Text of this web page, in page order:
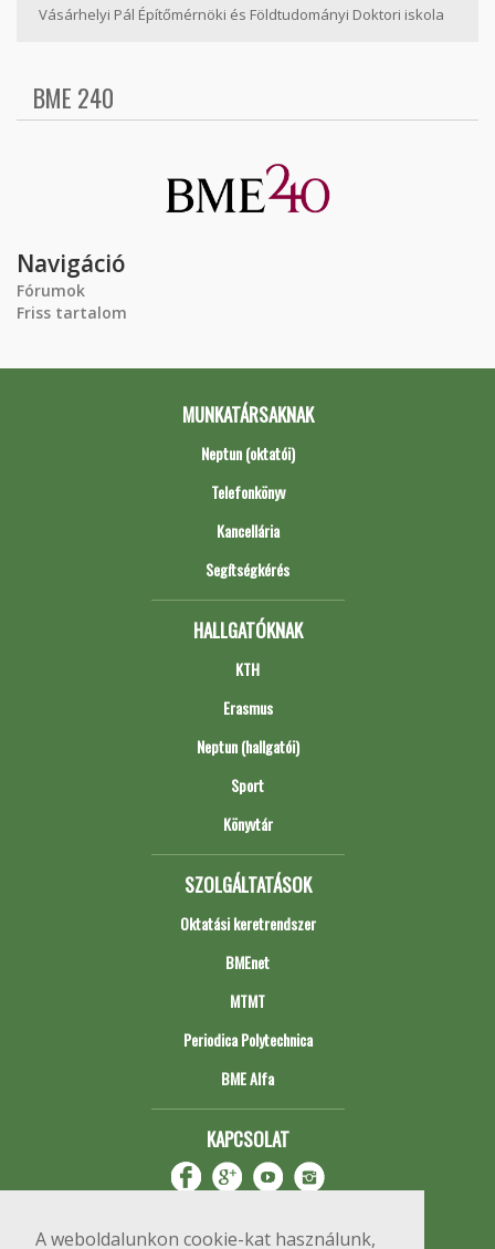
A weboldalunkon cookie-kat használunk,
Vásárhelyi Pál Építőmérnöki és Földtudományi Doktori iskola
BME 240
Navigáció
Fórumok
Friss tartalom
MUNKATÁRSAKNAK
Neptun (oktatói)
Telefonkönyv
Kancellária
Segítségkérés
HALLGATÓKNAK
KTH
Erasmus
Neptun (hallgatói)
Sport
Könyvtár
SZOLGÁLTATÁSOK
Oktatási keretrendszer
BMEnet
MTMT
Periodica Polytechnica
BME Alfa
KAPCSOLAT